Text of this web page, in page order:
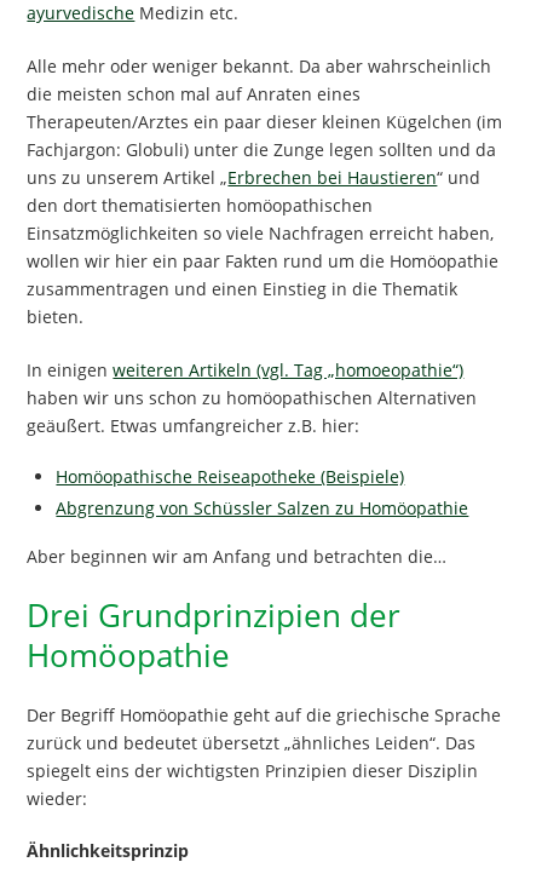
ayurvedische Medizin etc.
Alle mehr oder weniger bekannt. Da aber wahrscheinlich
die meisten schon mal auf Anraten eines
Therapeuten/Arztes ein paar dieser kleinen Kügelchen (im
Fachjargon: Globuli) unter die Zunge legen sollten und da
uns zu unserem Artikel „Erbrechen bei Haustieren“ und
den dort thematisierten homöopathischen
Einsatzmöglichkeiten so viele Nachfragen erreicht haben,
wollen wir hier ein paar Fakten rund um die Homöopathie
zusammentragen und einen Einstieg in die Thematik
bieten.
In einigenweiteren Artikeln (vgl. Tag „homoeopathie“)
haben wir uns schon zu homöopathischen Alternativen
geäußert. Etwas umfangreicher z.B. hier:
Homöopathische Reiseapotheke (Beispiele)
Abgrenzung von Schüssler Salzen zu Homöopathie
Aber beginnen wir am Anfang und betrachten die…
Drei Grundprinzipien der
Homöopathie
Der Begriff Homöopathie geht auf die griechische Sprache
zurück und bedeutet übersetzt „ähnliches Leiden“. Das
spiegelt eins der wichtigsten Prinzipien dieser Disziplin
wieder:
Ähnlichkeitsprinzip